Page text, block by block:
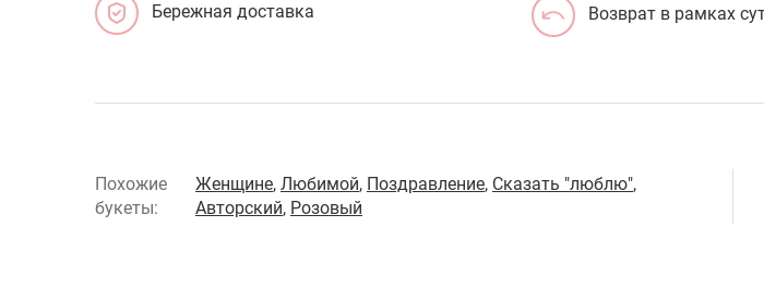
Бережная доставка Возврат в рамках
Похожие
букеты:
Женщине, Любимой, Поздравление, Сказать "люблю",
Авторский, Розовый